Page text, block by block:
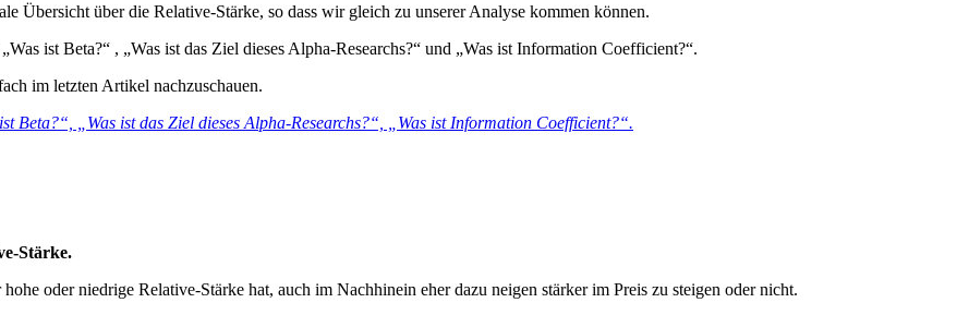
Übersicht über die Relative-Stärke, so dass wir gleich zu unserer Analyse kommen können.
ist Beta?“ , „Was ist das Ziel dieses Alpha-Researchs?“ und „Was ist Information Coefficient?“.
im letzten Artikel nachzuschauen.
Beta?“, „Was ist das Ziel dieses Alpha-Researchs?“, „Was ist Information Coefficient?“.
Stärke.
oder niedrige Relative-Stärke hat, auch im Nachhinein eher dazu neigen stärker im Preis zu steigen oder nicht.